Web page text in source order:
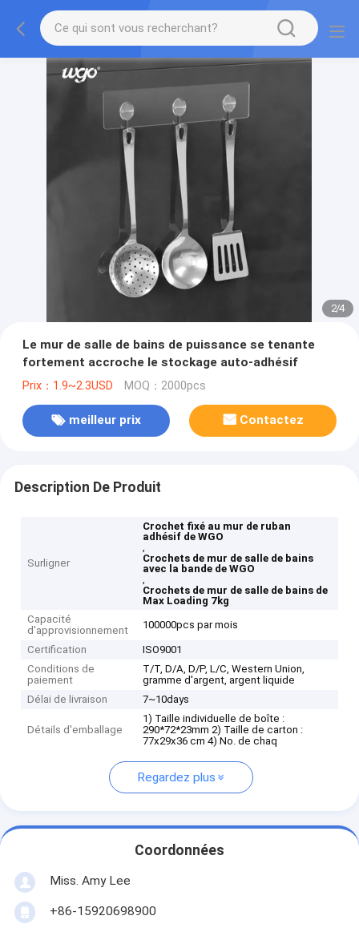
2/4
Le mur de salle de bains de puissance se tenante
fortement accroche le stockage auto-adhésif
Prix：1.9~2.3USD MOQ：2000pcs
meilleur prix Contactez
Description De Produit
Surligner
Crochet fixé au mur de ruban
adhésif de WGO
,
Crochets de mur de salle de bains
avec la bande de WGO
,
Crochets de mur de salle de bains de
Max Loading 7kg
Capacité
d'approvisionnement
100000pcs par mois
Certification
ISO9001
Conditions de
paiement
T/T, D/A, D/P, L/C, Western Union,
gramme d'argent, argent liquide
Délai de livraison
7~10days
Détails d'emballage
1) Taille individuelle de boîte :
290*72*23mm 2) Taille de carton :
77x29x36 cm 4) No. de chaq
Regardez plus
Coordonnées
Miss. Amy Lee
+86-15920698900